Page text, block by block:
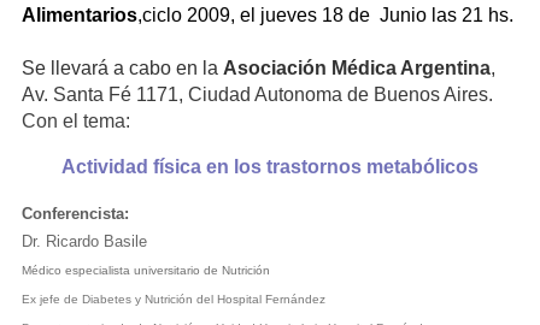
Alimentarios,ciclo 2009, el jueves 18 de Junio las 21 hs.
Se llevará a cabo en la Asociación Médica Argentina,
Av. Santa Fé 1171, Ciudad Autonoma de Buenos Aires.
Con el tema:
Actividad física en los trastornos metabólicos
Conferencista:
Dr. Ricardo Basile
Médico especialista universitario de Nutrición
Ex jefe de Diabetes y Nutrición del Hospital Fernández